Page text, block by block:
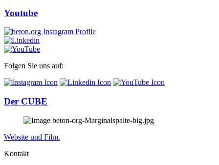
Youtube
Folgen Sie uns auf:
Der CUBE
Website und Film.
Kontakt